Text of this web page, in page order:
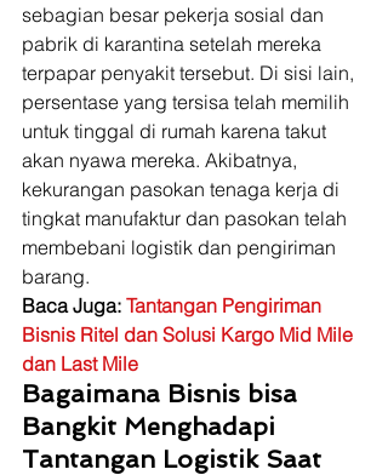
sebagian besar pekerja sosial dan
pabrik di karantina setelah mereka
terpapar penyakit tersebut. Di sisi lain,
persentase yang tersisa telah memilih
untuk tinggal di rumah karena takut
akan nyawa mereka. Akibatnya,
kekurangan pasokan tenaga kerja di
tingkat manufaktur dan pasokan telah
membebani logistik dan pengiriman
barang.
Baca Juga: Tantangan Pengiriman
Bisnis Ritel dan Solusi Kargo Mid Mile
dan Last Mile
Bagaimana Bisnis bisa
Bangkit Menghadapi
Tantangan Logistik Saat